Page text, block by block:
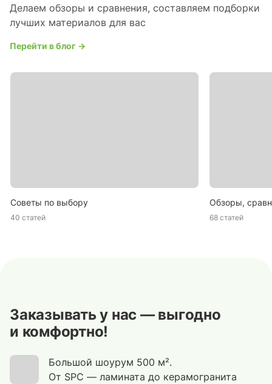
Делаем обзоры и сравнения, составляем подборки
лучших материалов для вас
Перейти в блог →
Советы по выбору
40 статей
Обзоры,
68 статей
Заказывать у нас — выгодно
и комфортно!
Большой шоурум 500 м².
От SPC — ламината до керамогранита